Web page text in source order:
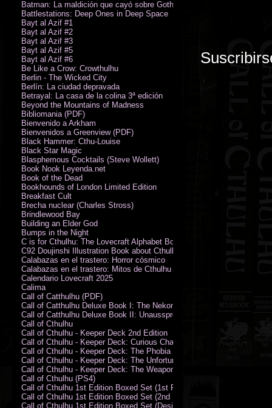
Batman: La maldición que cayó sobre Gotham
Battlestations: Deep Ones in Deep Space
Bayt al Azif #1
Bayt al Azif #2
Bayt al Azif #3
Bayt al Azif #5
Bayt al Azif #6
Be Like a Crow: Crowthulhu
Berlin - The Wicked City
Berlín: La ciudad depravada
Betrayal: La casa de la colina 3ª edición
Beyond the Mountains of Madness
Bibliomania (PDF)
Bienvenido a Arkham
Bienvenidos a Greenview (PDF)
Black Hammer: Cthu-Louise
Black Star Magic
Blasphemous Cocktails (Steve Wollett)
Book Nook Leyenda.net
Book of the Dead
Bookhounds of London Limited Edition
Breakfast Cult
Brecha nuclear (Charles Stross)
Brindlewood Bay
Building an Elder God
Bumps in the Night
C is for Cthulhu: The Lovecraft Alphabet Board Book
C92 Doujinshi Illustration Book about Cthulhu Mythos
Calabazas en el trastero: Horror cósmico
Calabazas en el trastero: Mitos de Cthulhu
Calendario Lovecraft 2025
Calima
Call of Catthulhu (PDF)
Call of Catthulhu Deluxe Book I: The Nekonomikon
Call of Catthulhu Deluxe Book II: Unaussprechlichen Katzen
Call of Cthulhu
Call of Cthulhu - Keeper Deck 2nd Edition
Call of Cthulhu - Keeper Deck: Curious Charecter Deck
Call of Cthulhu - Keeper Deck: The Phobia Deck
Call of Cthulhu - Keeper Deck: The Unfortunate Events Deck
Call of Cthulhu - Keeper Deck: The Weapons and Artifacts Deck
Call of Cthulhu (PS4)
Call of Cthulhu 1st Edition Boxed Set (1st Printing) (CHA2009-X)
Call of Cthulhu 1st Edition Boxed Set (2nd Printing) (CHA2009-X)
Call of Cthulhu 1st Edition Boxed Set (Designer's Edition)